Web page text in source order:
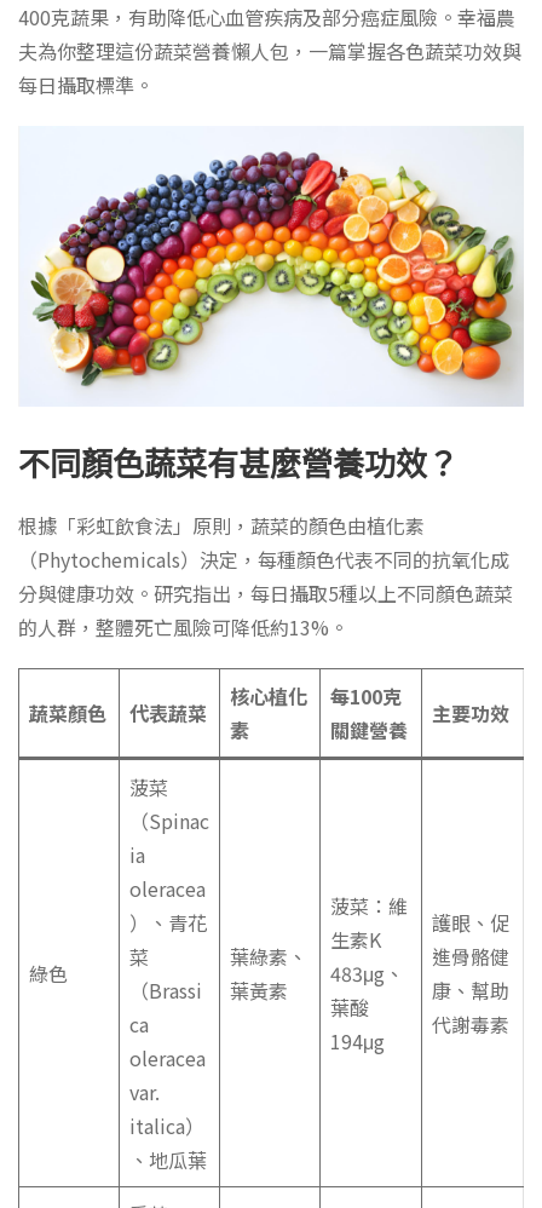
400克蔬果，有助降低心血管疾病及部分癌症風險。幸福農
夫為你整理這份蔬菜營養懶人包，一篇掌握各色蔬菜功效與
每日攝取標準。
不同顏色蔬菜有甚麼營養功效？
根據「彩虹飲食法」原則，蔬菜的顏色由植化素
（Phytochemicals）決定，每種顏色代表不同的抗氧化成
分與健康功效。研究指出，每日攝取5種以上不同顏色蔬菜
的人群，整體死亡風險可降低約13%。
蔬菜顏色 代表蔬菜
核心植化
素
每100克
關鍵營養
主要功效
綠色
菠菜
（Spinac
ia
oleracea
）、青花
菜
（Brassi
ca
oleracea
var.
italica）
、地瓜葉
葉綠素、
葉黃素
菠菜：維
生素K
483μg、
葉酸
194μg
護眼、促
進骨骼健
康、幫助
代謝毒素